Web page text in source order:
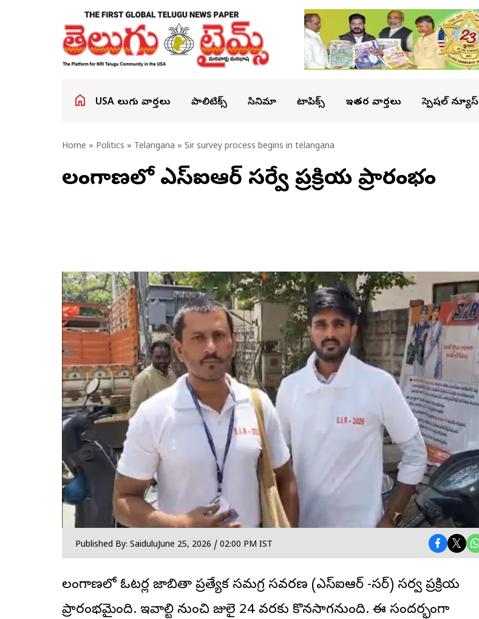
USA తెలుగు వార్తలు పాలిటిక్స్ సినిమా టాపిక్స్ ఇతర వార్తలు స్పెషల్ న్యూస్
Home » Politics » Telangana » Sir survey process begins in telangana
తెలంగాణలో ఎస్ఐఆర్ సర్వే ప్రక్రియ ప్రారంభం
Published By: SaiduluJune 25, 2026 / 02:00 PM IST
తెలంగాణలో ఓటర్ల జాబితా ప్రత్యేక సమగ్ర సవరణ (ఎస్ఐఆర్ -సర్) సర్వ ప్రక్రియ
ప్రారంభమైంది. ఇవాల్టి నుంచి జులై 24 వరకు కొనసాగనుంది. ఈ సందర్భంగా